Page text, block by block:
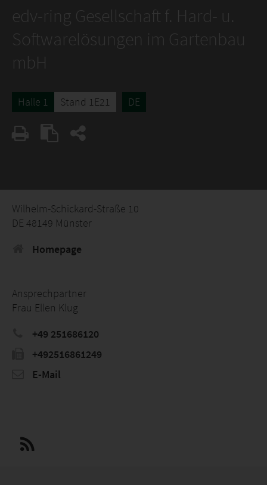
edv-ring Gesellschaft f. Hard- u.
Softwarelösungen im Gartenbau
mbH
Halle 1 Stand 1E21 DE
Wilhelm-Schickard-Straße 10
DE 48149 Münster
Homepage
Ansprechpartner
Frau Ellen Klug
+49 251686120
+492516861249
E-Mail